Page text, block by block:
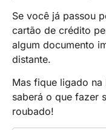
Se você já passou
cartão de crédito
algum documento
distante.
Mas fique ligado
saberá o que fazer
roubado!